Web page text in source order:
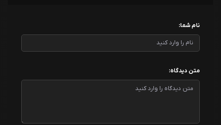
نام شما:
متن دیدگاه: